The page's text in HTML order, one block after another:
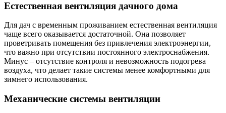
Естественная вентиляция дачного дома
Для дач с временным проживанием естественная вентиляция
чаще всего оказывается достаточной. Она позволяет
проветривать помещения без привлечения электроэнергии,
что важно при отсутствии постоянного электроснабжения.
Минус – отсутствие контроля и невозможность подогрева
воздуха, что делает такие системы менее комфортными для
зимнего использования.
Механические системы вентиляции